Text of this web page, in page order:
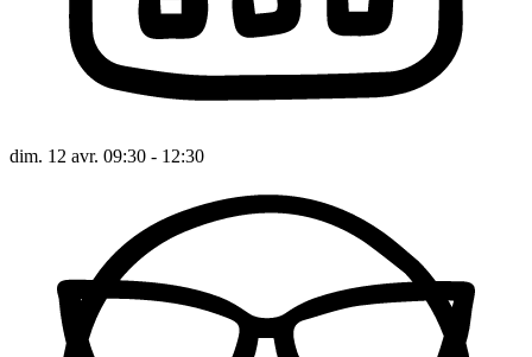
dim. 12 avr. 09:30 - 12:30